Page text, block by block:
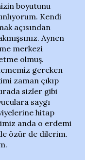
boyutunu
Kendi
açısından
Aynen
merkezi
olmuş.
gereken
zaman çıkıp
sizler gibi
saygı
hitap
anda o erdemi
özür de dilerim.